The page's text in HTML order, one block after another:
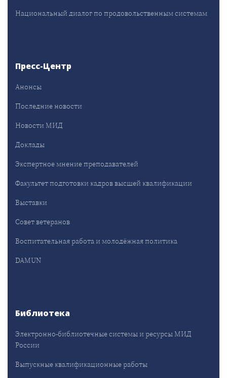
Национальный диалог по продовольственным системам
Пресс-Центр
Анонсы
Последние новости
Новости МИД
Доклады
Экспертное мнение преподавателей
Факультет подготовки кадров высшей квалификации
Выставки
Совет ветеранов
Воспитательная работа и молодёжная политика
DAMUN
Библиотека
Электронно-библиотечные системы и ресурсы МИД
России
Выпускные квалификационные работы